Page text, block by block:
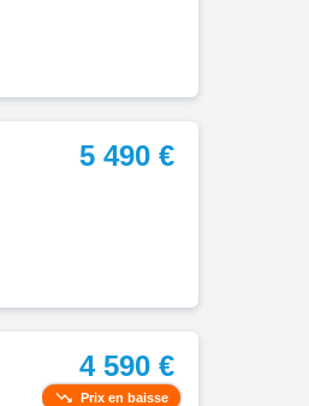
5 490 €
4 590 €
Prix en baisse